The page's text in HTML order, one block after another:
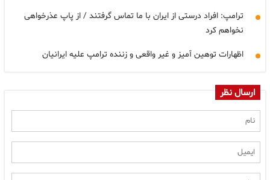
ترامپ: افراد درستی از ایران با ما تماس گرفتند / از پاپ عذرخواهی
نخواهم کرد
اظهارات توهین آمیز و غیر واقعی و زننده ترامپ علیه ایرانیان
ارسال نظر